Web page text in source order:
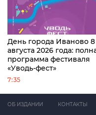
День города Иваново 8
августа 2026 года:
программа фестиваля
«Уводь-фест»
7:35
ОБ ИЗДАНИИ КОНТАКТЫ